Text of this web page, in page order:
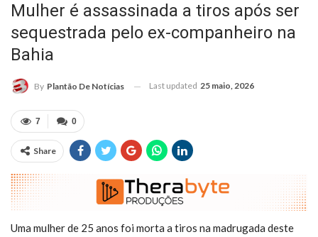
Mulher é assassinada a tiros após ser
sequestrada pelo ex-companheiro na
Bahia
By Plantão De Notícias Last updated 25 maio, 2026
0
7
Share
Uma mulher de 25 anos foi morta a tiros na madrugada deste